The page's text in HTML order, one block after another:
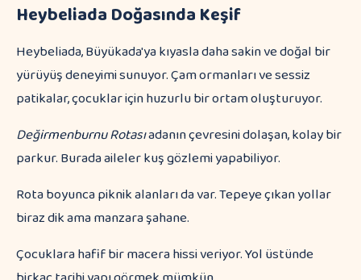
Heybeliada Doğasında Keşif
Heybeliada, Büyükada'ya kıyasla daha sakin ve doğal bir
yürüyüş deneyimi sunuyor. Çam ormanları ve sessiz
patikalar, çocuklar için huzurlu bir ortam oluşturuyor.
Değirmenburnu Rotasıadanın çevresini dolaşan, kolay bir
parkur. Burada aileler kuş gözlemi yapabiliyor.
Rota boyunca piknik alanları da var. Tepeye çıkan yollar
biraz dik ama manzara şahane.
Çocuklara hafif bir macera hissi veriyor. Yol üstünde